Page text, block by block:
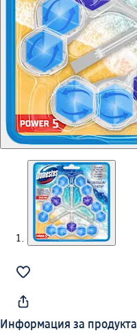
Информация за продукта